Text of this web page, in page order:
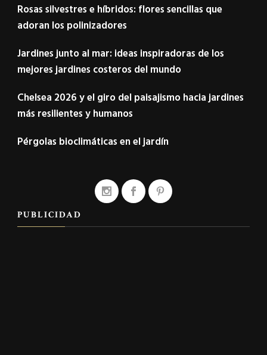
Rosas silvestres e híbridos: flores sencillas que
adoran los polinizadores
Jardines junto al mar: ideas inspiradoras de los
mejores jardines costeros del mundo
Chelsea 2026 y el giro del paisajismo hacia jardines
más resilientes y humanos
Pérgolas bioclimáticas en el jardín
PUBLICIDAD